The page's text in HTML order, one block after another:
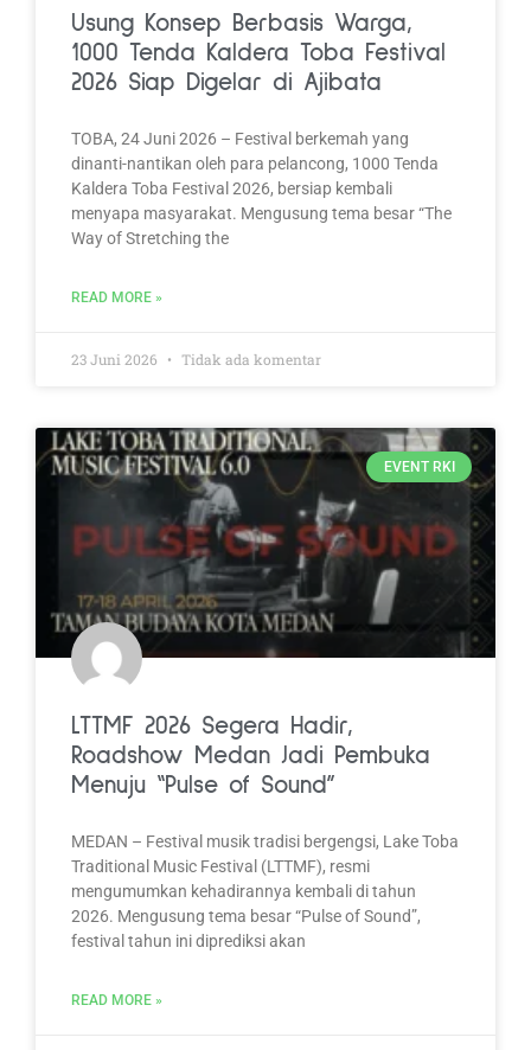
Usung Konsep Berbasis Warga,
1000 Tenda Kaldera Toba Festival
2026 Siap Digelar di Ajibata
TOBA, 24 Juni 2026 – Festival berkemah yang
dinanti-nantikan oleh para pelancong, 1000 Tenda
Kaldera Toba Festival 2026, bersiap kembali
menyapa masyarakat. Mengusung tema besar “The
Way of Stretching the
READ MORE »
23 Juni 2026 Tidak ada komentar
EVENT RKI
LTTMF 2026 Segera Hadir,
Roadshow Medan Jadi Pembuka
Menuju “Pulse of Sound”
MEDAN – Festival musik tradisi bergengsi, Lake Toba
Traditional Music Festival (LTTMF), resmi
mengumumkan kehadirannya kembali di tahun
2026. Mengusung tema besar “Pulse of Sound”,
festival tahun ini diprediksi akan
READ MORE »